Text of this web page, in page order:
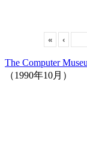
« ‹
The Computer
（1990年10月）